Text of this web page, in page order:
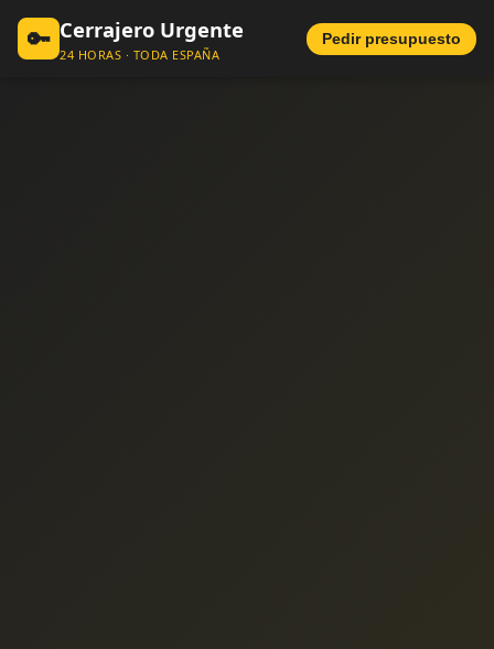
🔑 Cerrajero Urgente
24 HORAS · TODA ESPAÑA
Pedir presupuesto